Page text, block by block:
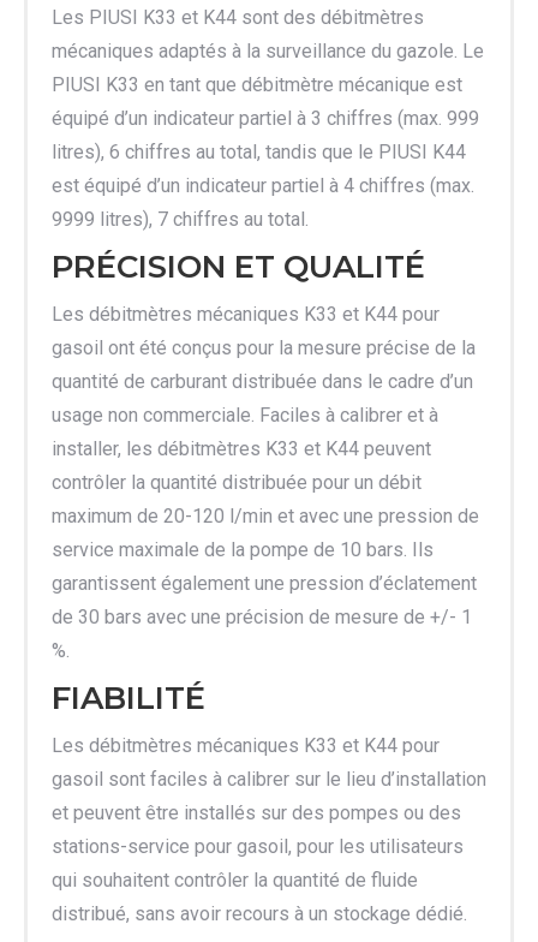
Les PIUSI K33 et K44 sont des débitmètres
mécaniques adaptés à la surveillance du gazole. Le
PIUSI K33 en tant que débitmètre mécanique est
équipé d’un indicateur partiel à 3 chiffres (max. 999
litres), 6 chiffres au total, tandis que le PIUSI K44
est équipé d’un indicateur partiel à 4 chiffres (max.
9999 litres), 7 chiffres au total.
PRÉCISION ET QUALITÉ
Les débitmètres mécaniques K33 et K44 pour
gasoil ont été conçus pour la mesure précise de la
quantité de carburant distribuée dans le cadre d’un
usage non commerciale. Faciles à calibrer et à
installer, les débitmètres K33 et K44 peuvent
contrôler la quantité distribuée pour un débit
maximum de 20-120 l/min et avec une pression de
service maximale de la pompe de 10 bars. Ils
garantissent également une pression d’éclatement
de 30 bars avec une précision de mesure de +/- 1
%.
FIABILITÉ
Les débitmètres mécaniques K33 et K44 pour
gasoil sont faciles à calibrer sur le lieu d’installation
et peuvent être installés sur des pompes ou des
stations-service pour gasoil, pour les utilisateurs
qui souhaitent contrôler la quantité de fluide
distribué, sans avoir recours à un stockage dédié.